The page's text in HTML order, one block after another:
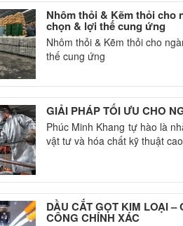
Nhôm thỏi & Kẽm thỏi cho
chọn & lợi thế cung ứng
Nhôm thỏi & Kẽm thỏi cho
thế cung ứng
GIẢI PHÁP TỐI ƯU CHO
Phúc Minh Khang tự hào là
vật tư và hóa chất kỹ thuật
DẦU CẮT GỌT KIM LOẠI
CÔNG CHÍNH XÁC